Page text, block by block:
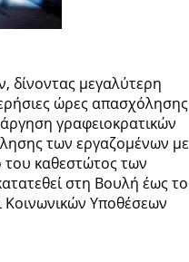
δίνοντας μεγαλύτερη
ώρες απασχόλησης
γραφειοκρατικών
των εργαζομένων με
καθεστώτος των
στη Βουλή έως το
Κοινωνικών Υποθέσεων